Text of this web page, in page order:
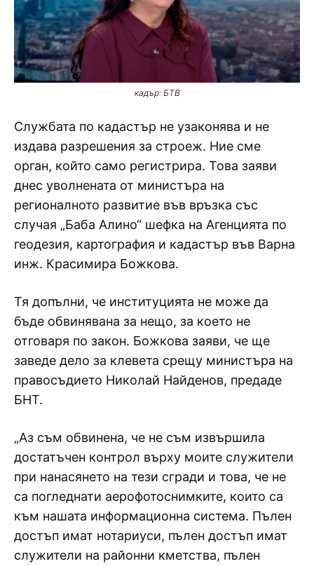
кадър: БТВ
Службата по кадастър не узаконява и не
издава разрешения за строеж. Ние сме
орган, който само регистрира. Това заяви
днес уволнената от министъра на
регионалното развитие във връзка със
случая „Баба Алино“ шефка на Агенцията по
геодезия, картография и кадастър във Варна
инж. Красимира Божкова.
Тя допълни, че институцията не може да
бъде обвинявана за нещо, за което не
отговаря по закон. Божкова заяви, че ще
заведе дело за клевета срещу министъра на
правосъдието Николай Найденов, предаде
БНТ.
„Аз съм обвинена, че не съм извършила
достатъчен контрол върху моите служители
при нанасянето на тези сгради и това, че не
са погледнати аерофотоснимките, които са
към нашата информационна система. Пълен
достъп имат нотариуси, пълен достъп имат
служители на районни кметства, пълен